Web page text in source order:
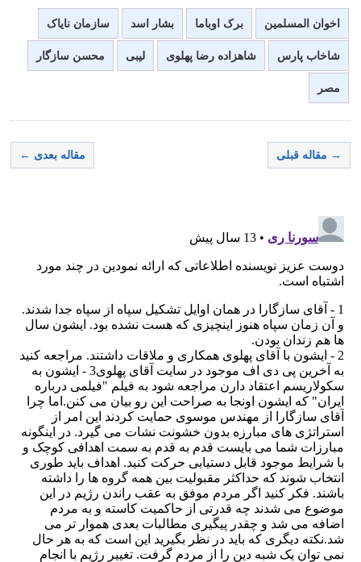
اخوان المسلمین برک اوباما بشار اسد سازمان نایاک
شاخاب پارس شاهزاده رضا پهلوی لیبی محسن سازگار
مصر
→ مقاله قبلی مقاله بعدی ←